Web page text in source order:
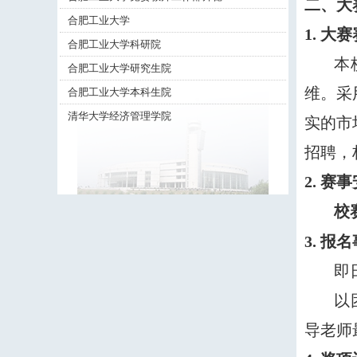
合肥工业大学
合肥工业大学科研院
合肥工业大学研究生院
合肥工业大学本科生院
清华大学经济管理学院
二、大
1. 大赛
本
维。采
实的市
招聘，
2. 赛事
校
3. 报名
即
以
导老师